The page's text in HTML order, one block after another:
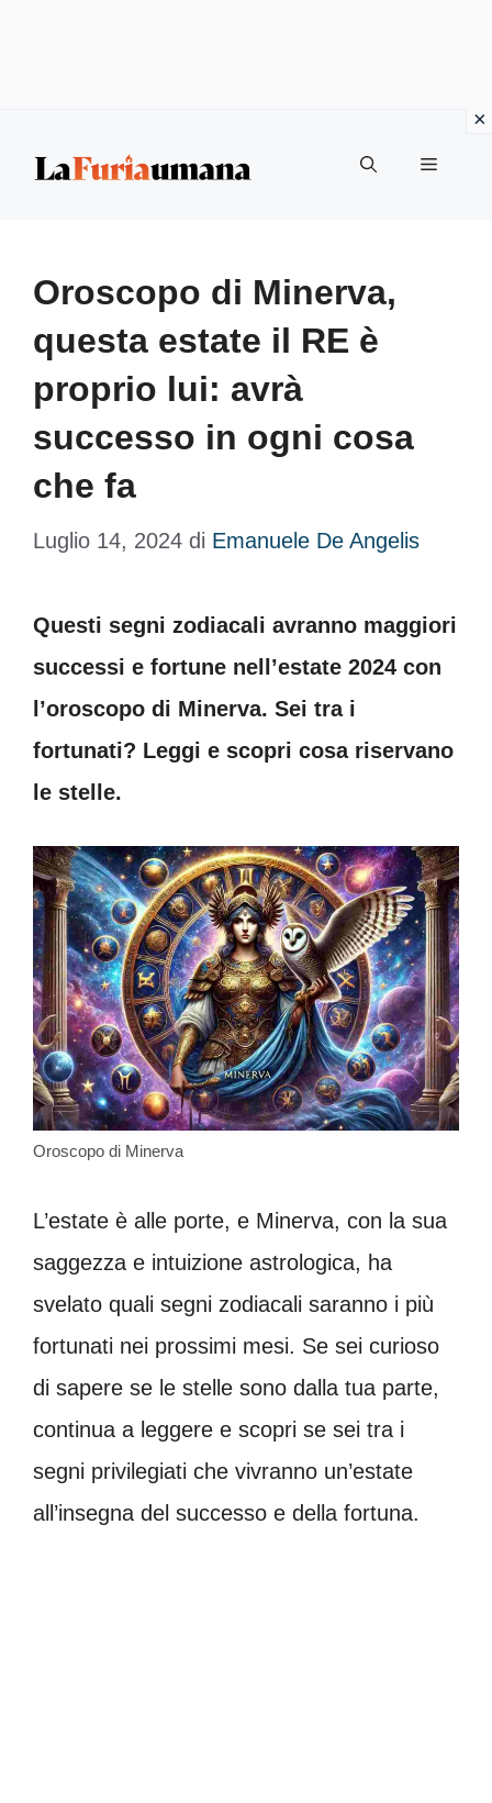
Menu
Oroscopo di Minerva,
questa estate il RE è
proprio lui: avrà
successo in ogni cosa
che fa
Luglio 14, 2024 di Emanuele De Angelis
Questi segni zodiacali avranno maggiori
successi e fortune nell’estate 2024 con
l’oroscopo di Minerva. Sei tra i
fortunati? Leggi e scopri cosa riservano
le stelle.
Oroscopo di Minerva
L’estate è alle porte, e Minerva, con la sua
saggezza e intuizione astrologica, ha
svelato quali segni zodiacali saranno i più
fortunati nei prossimi mesi. Se sei curioso
di sapere se le stelle sono dalla tua parte,
continua a leggere e scopri se sei tra i
segni privilegiati che vivranno un’estate
all’insegna del successo e della fortuna.